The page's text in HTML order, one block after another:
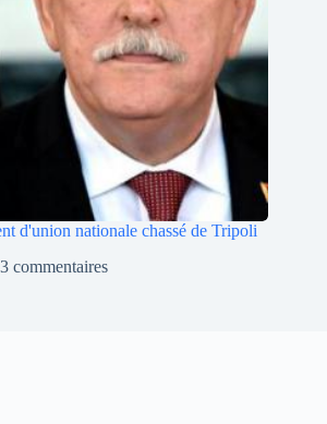
d'union nationale chassé de Tripoli
3 commentaires